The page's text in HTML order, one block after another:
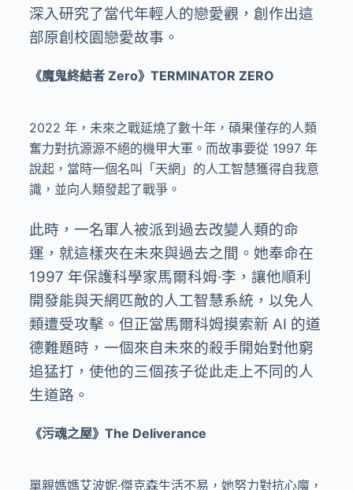
深入研究了當代年輕人的戀愛觀，創作出這
部原創校園戀愛故事。
《魔鬼終結者 Zero》TERMINATOR ZERO
2022 年，未來之戰延燒了數十年，碩果僅存的人類
奮力對抗源源不絕的機甲大軍。而故事要從 1997 年
說起，當時一個名叫「天網」的人工智慧獲得自我意
識，並向人類發起了戰爭。
此時，一名軍人被派到過去改變人類的命
運，就這樣夾在未來與過去之間。她奉命在
1997 年保護科學家馬爾科姆·李，讓他順利
開發能與天網匹敵的人工智慧系統，以免人
類遭受攻擊。但正當馬爾科姆摸索新 AI 的道
德難題時，一個來自未來的殺手開始對他窮
追猛打，使他的三個孩子從此走上不同的人
生道路。
《污魂之屋》The Deliverance
單親媽媽艾波妮·傑克森生活不易，她努力對抗心魔，